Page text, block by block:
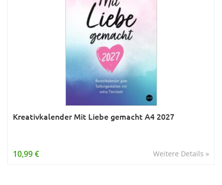
Kreativkalender Mit Liebe gemacht A4 2027
Weitere Details »
10,99 €